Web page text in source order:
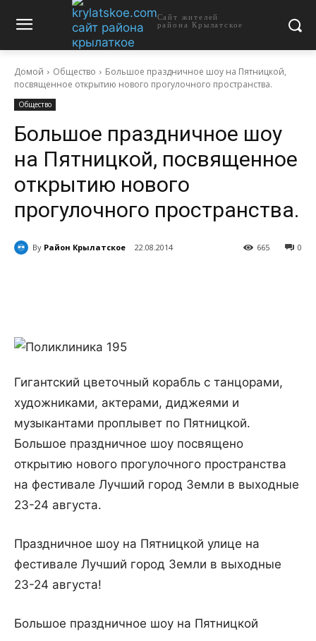
Сайт жителей
района Крылатское
Домой Общество
Большое праздничное шоу на Пятницкой,
посвященное открытию нового прогулочного пространства.
Общество
Большое праздничное шоу
на Пятницкой, посвященное
открытию нового
прогулочного пространства.
By Район Крылатское 22.08.2014 0
665
Гигантский цветочный корабль с танцорами,
художниками, актерами, диджеями и
музыкантами проплывет по Пятницкой.
Большое праздничное шоу посвящено
открытию нового прогулочного пространства
на фестивале Лучший город Земли в выходные
23-24 августа.
Праздничное шоу на Пятницкой улице на
фестивале Лучший город Земли в выходные
23-24 августа!
Большое праздничное шоу на Пятницкой